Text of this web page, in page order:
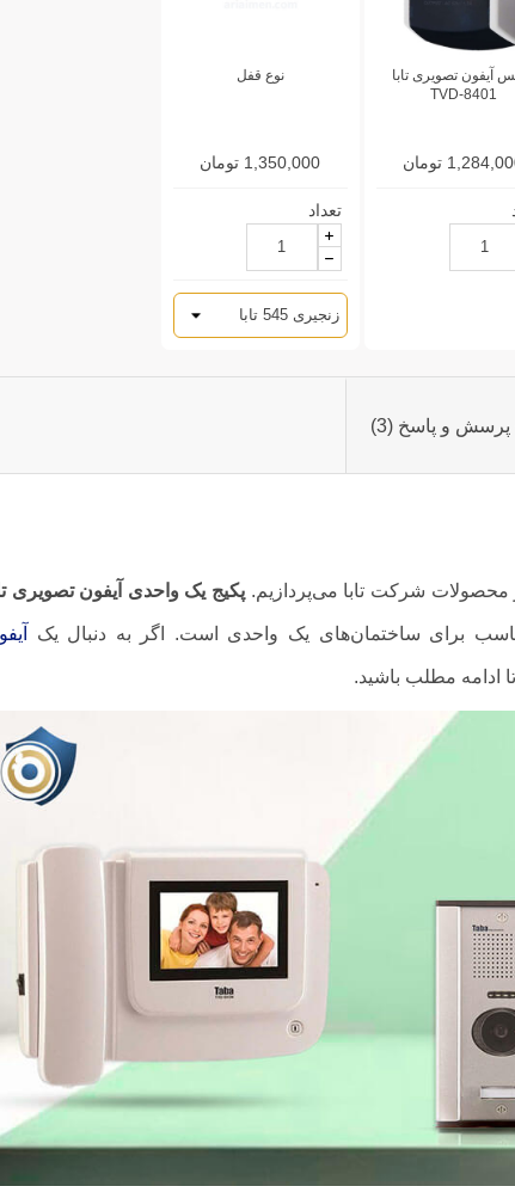
آیفون تصویری تابا
TVD-8401
تومان
نوع قفل
1,350,000 تومان
تعداد
پرسش و پاسخ (3)
محصولات شرکت تابا می‌پردازیم. پکیج یک واحدی آیفون تصویری
برای ساختمان‌های یک واحدی است. اگر به دنبال یک
ادامه مطلب باشید.